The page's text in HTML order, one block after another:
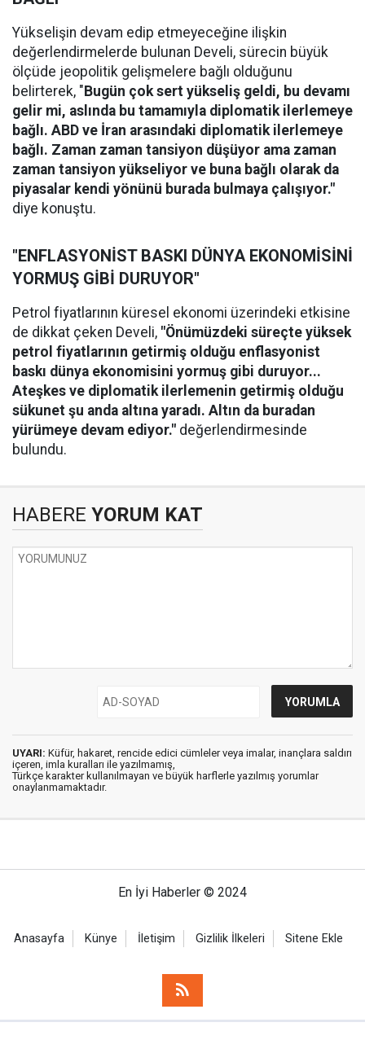
Yükselişin devam edip etmeyeceğine ilişkin
değerlendirmelerde bulunan Develi, sürecin büyük
ölçüde jeopolitik gelişmelere bağlı olduğunu
belirterek, "Bugün çok sert yükseliş geldi, bu devamı
gelir mi, aslında bu tamamıyla diplomatik ilerlemeye
bağlı. ABD ve İran arasındaki diplomatik ilerlemeye
bağlı. Zaman zaman tansiyon düşüyor ama zaman
zaman tansiyon yükseliyor ve buna bağlı olarak da
piyasalar kendi yönünü burada bulmaya çalışıyor."
diye konuştu.
"ENFLASYONİST BASKI DÜNYA EKONOMİSİNİ
YORMUŞ GİBİ DURUYOR"
Petrol fiyatlarının küresel ekonomi üzerindeki etkisine
de dikkat çeken Develi, "Önümüzdeki süreçte yüksek
petrol fiyatlarının getirmiş olduğu enflasyonist
baskı dünya ekonomisini yormuş gibi duruyor...
Ateşkes ve diplomatik ilerlemenin getirmiş olduğu
sükunet şu anda altına yaradı. Altın da buradan
yürümeye devam ediyor." değerlendirmesinde
bulundu.
HABERE YORUM KAT
UYARI: Küfür, hakaret, rencide edici cümleler veya imalar, inançlara saldırı
içeren, imla kuralları ile yazılmamış,
Türkçe karakter kullanılmayan ve büyük harflerle yazılmış yorumlar
onaylanmamaktadır.
En İyi Haberler © 2024
Anasayfa Künye İletişim Gizlilik İlkeleri Sitene Ekle